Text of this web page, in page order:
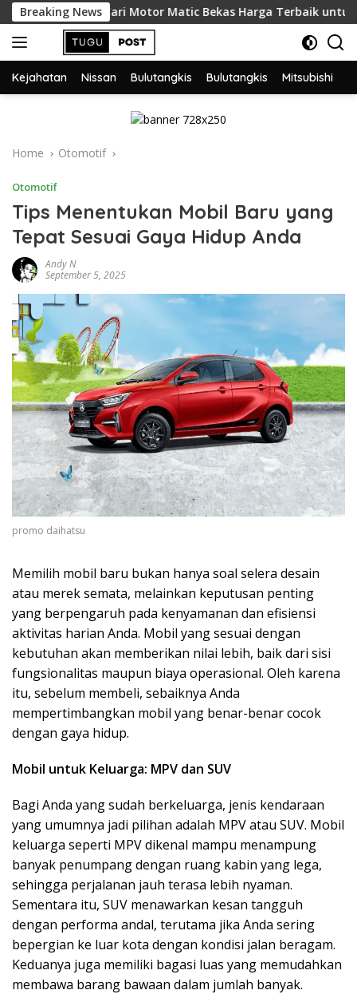
Skip
to
content
Breaking News
Cari Motor Matic Bekas Harga Terbaik untuk
Kejahatan Nissan Bulutangkis Bulutangkis Mitsubishi
Home Otomotif
Otomotif
Tips Menentukan Mobil Baru yang
Tepat Sesuai Gaya Hidup Anda
Andy N
September 5, 2025
promo daihatsu
Memilih mobil baru bukan hanya soal selera desain
atau merek semata, melainkan keputusan penting
yang berpengaruh pada kenyamanan dan efisiensi
aktivitas harian Anda. Mobil yang sesuai dengan
kebutuhan akan memberikan nilai lebih, baik dari sisi
fungsionalitas maupun biaya operasional. Oleh karena
itu, sebelum membeli, sebaiknya Anda
mempertimbangkan mobil yang benar-benar cocok
dengan gaya hidup.
Mobil untuk Keluarga: MPV dan SUV
Bagi Anda yang sudah berkeluarga, jenis kendaraan
yang umumnya jadi pilihan adalah MPV atau SUV. Mobil
keluarga seperti MPV dikenal mampu menampung
banyak penumpang dengan ruang kabin yang lega,
sehingga perjalanan jauh terasa lebih nyaman.
Sementara itu, SUV menawarkan kesan tangguh
dengan performa andal, terutama jika Anda sering
bepergian ke luar kota dengan kondisi jalan beragam.
Keduanya juga memiliki bagasi luas yang memudahkan
membawa barang bawaan dalam jumlah banyak.